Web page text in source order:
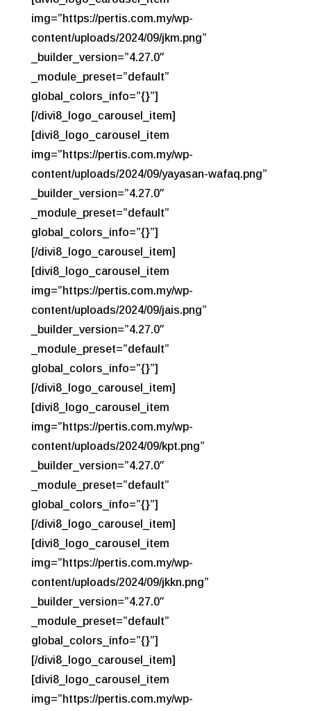
img=”https://pertis.com.my/wp-
content/uploads/2024/09/jkm.png”
_builder_version=”4.27.0″
_module_preset=”default”
global_colors_info=”{}”]
[/divi8_logo_carousel_item]
[divi8_logo_carousel_item
img=”https://pertis.com.my/wp-
content/uploads/2024/09/yayasan-wafaq.png”
_builder_version=”4.27.0″
_module_preset=”default”
global_colors_info=”{}”]
[/divi8_logo_carousel_item]
[divi8_logo_carousel_item
img=”https://pertis.com.my/wp-
content/uploads/2024/09/jais.png”
_builder_version=”4.27.0″
_module_preset=”default”
global_colors_info=”{}”]
[/divi8_logo_carousel_item]
[divi8_logo_carousel_item
img=”https://pertis.com.my/wp-
content/uploads/2024/09/kpt.png”
_builder_version=”4.27.0″
_module_preset=”default”
global_colors_info=”{}”]
[/divi8_logo_carousel_item]
[divi8_logo_carousel_item
img=”https://pertis.com.my/wp-
content/uploads/2024/09/jkkn.png”
_builder_version=”4.27.0″
_module_preset=”default”
global_colors_info=”{}”]
[/divi8_logo_carousel_item]
[divi8_logo_carousel_item
img=”https://pertis.com.my/wp-